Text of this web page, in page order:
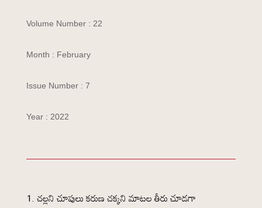
Volume Number : 22
Month : February
Issue Number : 7
Year : 2022
చల్లని చూపులు కరుణ చక్కని మాటల తీరు చూడగా